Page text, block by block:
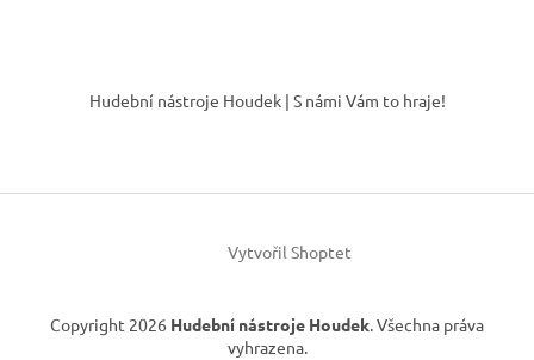
u
í
Hudební nástroje Houdek | S námi Vám to hraje!
Vytvořil Shoptet
Copyright 2026 Hudební nástroje Houdek. Všechna práva
vyhrazena.